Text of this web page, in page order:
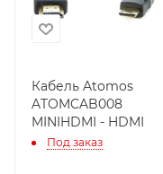
Кабель Atomos
ATOMCAB008
MINIHDMI - HDMI
Под заказ